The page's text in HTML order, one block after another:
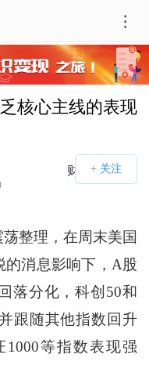
核心主线的表现
财经号APP
整理，在周末美国
的消息影响下，A股
落分化，科创50和
跟随其他指数回升
等指数表现强